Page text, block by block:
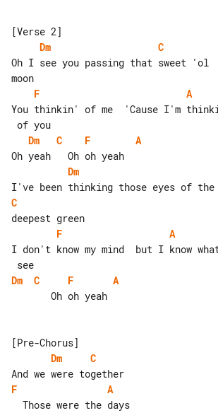
Dm
C
Oh I see you passing that sweet 'ol
F
A
You thinkin' of me  'Cause I'm
Dm
C F
A
Dm
C
F
A
I don't know my mind  but I know
Dm
C F
A
Dm
C
F
A